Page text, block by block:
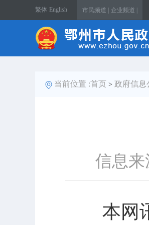
繁体 English 市民频道 | 企业频道 |
当前位置 :首页 > 政府信息
信息
本网讯